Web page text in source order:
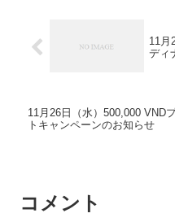
11月
ディ
11月26日（水）500,000 VND
トキャンペーンのお知らせ
コメント